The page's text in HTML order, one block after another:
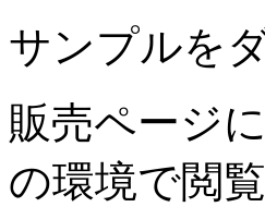
サンプルを
販売ページ
の環境で閲